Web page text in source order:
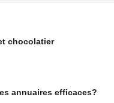
chocolatier
annuaires efficaces?